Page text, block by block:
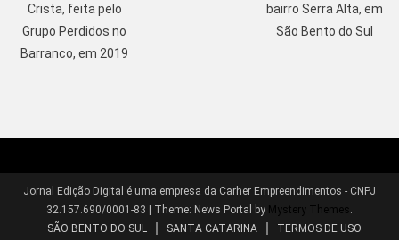
Crista, feita pelo
Grupo Perdidos no
Barranco, em 2019
bairro Serra Alta, em
São Bento do Sul
Jornal Edição Digital é uma empresa da Carher Empreendimentos - CNPJ
32.157.690/0001-83
Theme: News Portal by Mystery Themes .
SÃO BENTO DO SUL
SANTA CATARINA
TERMOS DE USO